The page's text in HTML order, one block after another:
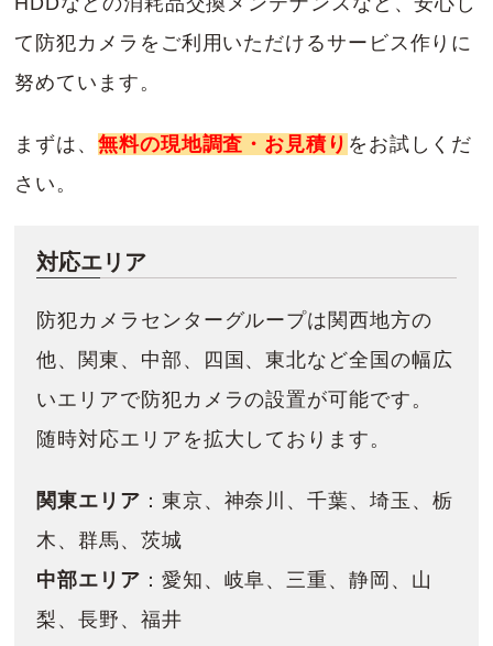
て防犯カメラをご利用いただけるサービス作りに
努めています。
まずは、無料の現地調査・お見積り をお試しくだ
さい。
対応エリア
防犯カメラセンターグループは関西地方の
他、関東、中部、四国、東北など全国の幅広
いエリアで防犯カメラの設置が可能です。
随時対応エリアを拡大しております。
関東エリア ：東京、神奈川、千葉、埼玉、栃
木、群馬、茨城
中部エリア ：愛知、岐阜、三重、静岡、山
梨、長野、福井